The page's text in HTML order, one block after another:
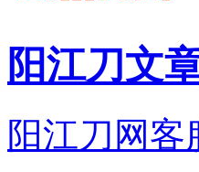
阳江刀文
阳江刀网客